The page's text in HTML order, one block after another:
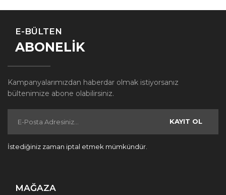
E-BÜLTEN
ABONELİK
Kampanyalarımızdan haberdar olmak istiyorsanız
bültenimize abone olabilirsiniz.
KAYIT OL
İstediğiniz zaman iptal etmek mümkündür.
MAĞAZA